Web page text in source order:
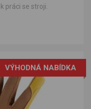
práci se stroji.
VÝHODNÁ NABÍDKA